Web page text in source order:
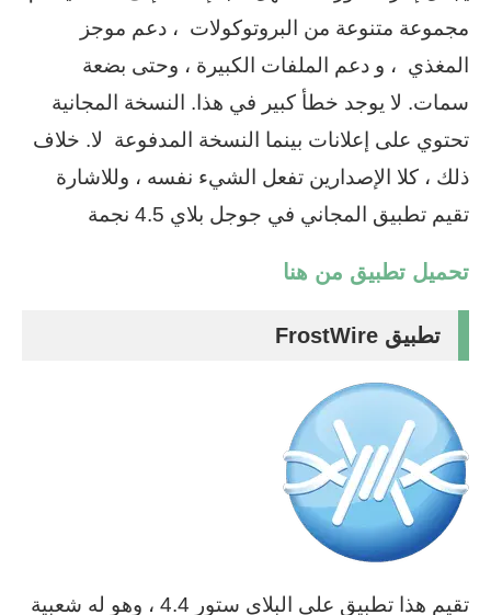
مجموعة متنوعة من البروتوكولات ، دعم موجز
المغذي ، و دعم الملفات الكبيرة ، وحتى بضعة
سمات. لا يوجد خطأ كبير في هذا. النسخة المجانية
تحتوي على إعلانات بينما النسخة المدفوعة لا. خلاف
ذلك ، كلا الإصدارين تفعل الشيء نفسه ، وللاشارة
تقيم تطبيق المجاني في جوجل بلاي 4.5 نجمة
تحميل تطبيق من هنا
تطبيق FrostWire
تقيم هذا تطبيق على البلاي ستور 4.4 ، وهو له شعبية